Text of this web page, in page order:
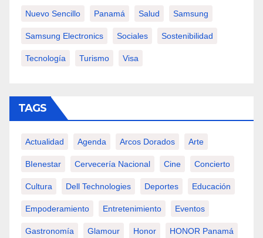
Nuevo Sencillo Panamá Salud Samsung
Samsung Electronics Sociales Sostenibilidad
Tecnología Turismo Visa
TAGS
Actualidad Agenda Arcos Dorados Arte
BIenestar Cervecería Nacional Cine Concierto
Cultura Dell Technologies Deportes Educación
Empoderamiento Entretenimiento Eventos
Gastronomía Glamour Honor HONOR Panamá